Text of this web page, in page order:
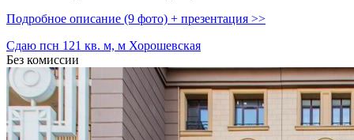
Подробное описание (9 фото) + презентация >>
Сдаю псн 121 кв. м, м Хорошевская
Без комиссии